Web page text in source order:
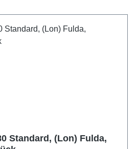
Standard, (Lon) Fulda,